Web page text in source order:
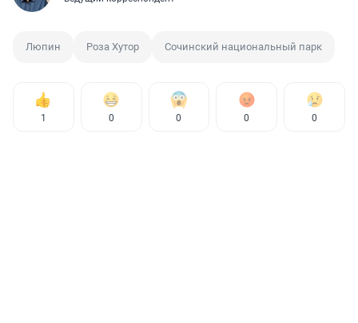
Люпин Роза Хутор Сочинский национальный парк
1 0 0 0 0